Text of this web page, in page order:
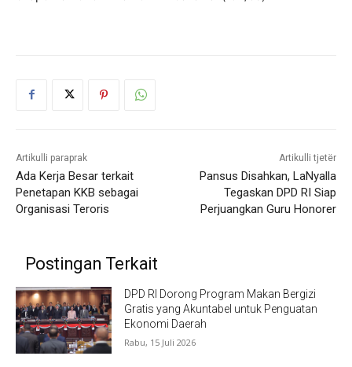
Artikulli paraprak
Ada Kerja Besar terkait
Penetapan KKB sebagai
Organisasi Teroris
Artikulli tjetër
Pansus Disahkan, LaNyalla
Tegaskan DPD RI Siap
Perjuangkan Guru Honorer
Postingan Terkait
DPD RI Dorong Program Makan Bergizi
Gratis yang Akuntabel untuk Penguatan
Ekonomi Daerah
Rabu, 15 Juli 2026